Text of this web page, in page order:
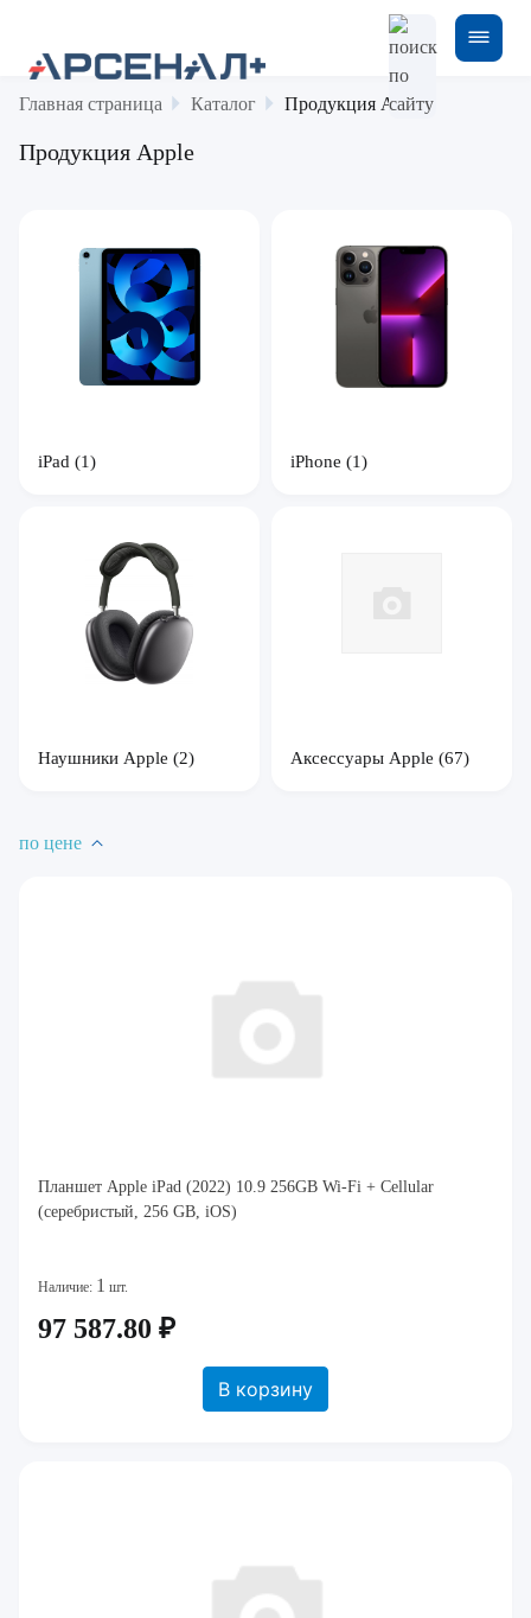
Главная страница Каталог Продукция Apple
Продукция Apple
iPad (1) iPhone (1)
Наушники Apple (2) Аксессуары Apple (67)
по цене
Планшет Apple iPad (2022) 10.9 256GB Wi-Fi + Cellular
(серебристый, 256 GB, iOS)
Наличие: 1 шт.
97 587.80 ₽
В корзину